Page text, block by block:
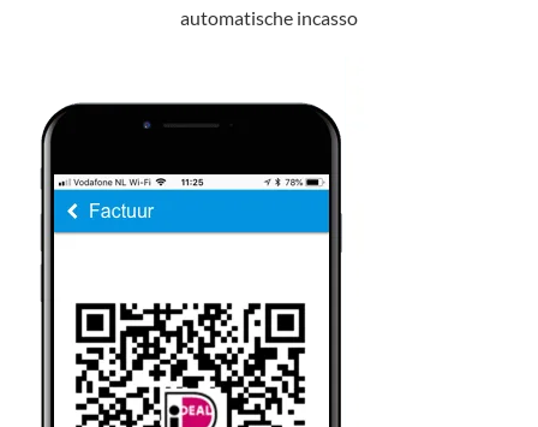
automatische incasso